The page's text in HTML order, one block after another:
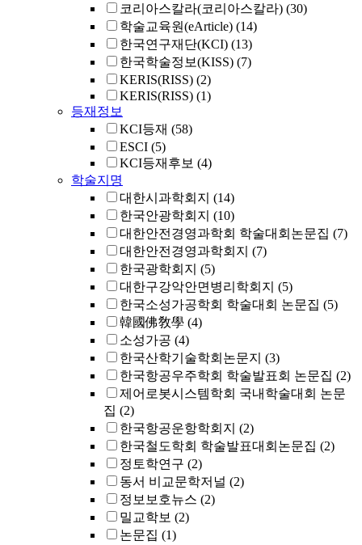
코리아스칼라(코리아스칼라) (30)
학술교육원(eArticle) (14)
한국연구재단(KCI) (13)
한국학술정보(KISS) (7)
KERIS(RISS) (2)
KERIS(RISS) (1)
등재정보
KCI등재 (58)
ESCI (5)
KCI등재후보 (4)
학술지명
대한시과학회지 (14)
한국안광학회지 (10)
대한안전경영과학회 학술대회논문집 (7)
대한안전경영과학회지 (7)
한국광학회지 (5)
대한구강악안면병리학회지 (5)
한국소성가공학회 학술대회 논문집 (5)
韓國佛敎學 (4)
소성가공 (4)
한국산학기술학회논문지 (3)
한국항공우주학회 학술발표회 논문집 (2)
제어로봇시스템학회 국내학술대회 논문
집 (2)
한국항공운항학회지 (2)
한국철도학회 학술발표대회논문집 (2)
정토학연구 (2)
동서 비교문학저널 (2)
정보보호뉴스 (2)
밀교학보 (2)
논문집 (1)